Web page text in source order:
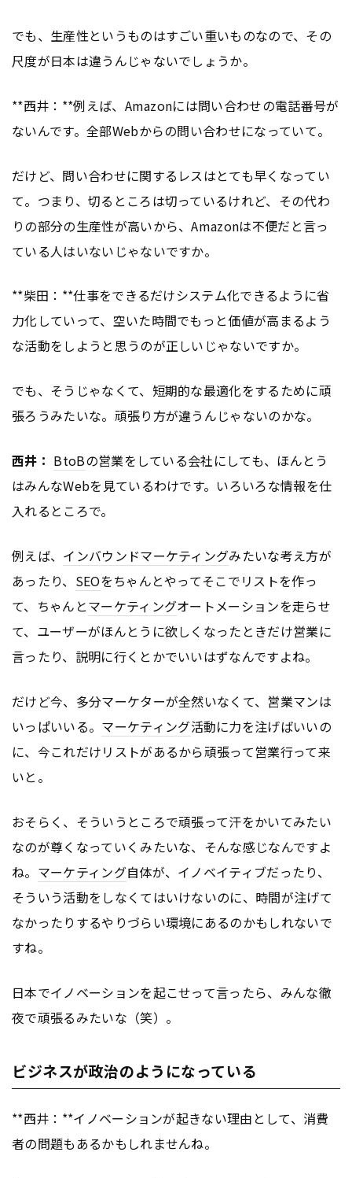
でも、生産性というものはすごい重いものなので、その
尺度が日本は違うんじゃないでしょうか。
**西井：**例えば、Amazonには問い合わせの電話番号が
ないんです。全部Webからの問い合わせになっていて。
だけど、問い合わせに関するレスはとても早くなってい
て。つまり、切るところは切っているけれど、その代わ
りの部分の生産性が高いから、Amazonは不便だと言っ
ている人はいないじゃないですか。
**柴田：**仕事をできるだけシステム化できるように省
力化していって、空いた時間でもっと価値が高まるよう
な活動をしようと思うのが正しいじゃないですか。
でも、そうじゃなくて、短期的な最適化をするために頑
張ろうみたいな。頑張り方が違うんじゃないのかな。
西井： BtoBの営業をしている会社にしても、ほんとう
はみんなWebを見ているわけです。いろいろな情報を仕
入れるところで。
例えば、 インバウンドマーケティングみたいな考え方が
あったり、 SEOをちゃんとやってそこでリストを作っ
て、ちゃんとマーケティングオートメーションを走らせ
て、ユーザーがほんとうに欲しくなったときだけ営業に
言ったり、説明に行くとかでいいはずなんですよね。
だけど今、多分マーケターが全然いなくて、営業マンは
いっぱいいる。 マーケティング活動に力を注げばいいの
に、今これだけリストがあるから頑張って営業行って来
いと。
おそらく、そういうところで頑張って汗をかいてみたい
なのが尊くなっていくみたいな、そんな感じなんですよ
ね。 マーケティング自体が、イノベイティブだったり、
そういう活動をしなくてはいけないのに、時間が注げて
なかったりするやりづらい環境にあるのかもしれないで
すね。
日本でイノベーションを起こせって言ったら、みんな徹
夜で頑張るみたいな（笑）。
ビジネスが政治のようになっている
**西井：**イノベーションが起きない理由として、消費
者の問題もあるかもしれませんね。